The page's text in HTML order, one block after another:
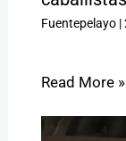
Fuentepelayo|
Read More »